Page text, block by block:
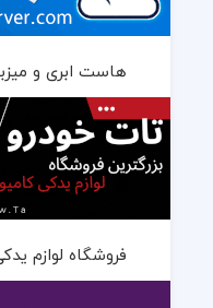
هاست ابری و
فروشگاه لوازم